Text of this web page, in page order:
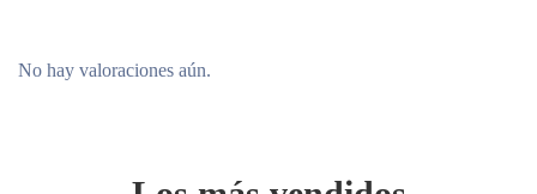
No hay valoraciones aún.